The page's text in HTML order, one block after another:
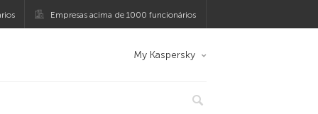
Empresas acima de 1000 funcionários
My Kaspersky